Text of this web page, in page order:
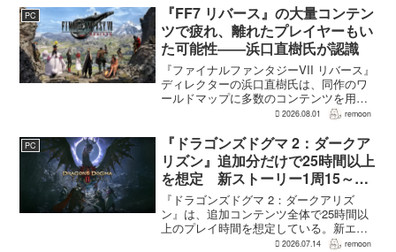
は、ゲーム総合プロデューサーの二見鷹
介氏が...
PC
『FF7 リバース』の大量コンテン
ツで疲れ、離れたプレイヤーもい
た可能性――浜口直樹氏が認識
『ファイナルファンタジーVII リバース』
ディレクターの浜口直樹氏は、同作のワ
ールドマップに多数のコンテンツを用意
したことで、一部のプレイヤーが疲れを
性があるとの認識を示した。
GamesRadar+のイン...
2026.08.01 remoon
PC
『ドラゴンズドグマ 2：ダークア
リズン』追加分だけで25時間以上
を想定 新ストーリー1周15～20
時間、12種ダンジョンは各30分
～1時間
『ドラゴンズドグマ 2：ダークアリズ
ン』は、追加コンテンツ全体で25時間以
上のプレイ時間を想定している。新エリ
ア「ノルガン」で展開されるメインシナ
2026.07.14 remoon